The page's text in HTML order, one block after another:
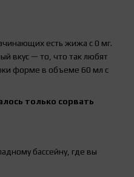
есть жижа с 0 мг.
вкус — то, что так любят
форме в объеме 60 мл с
только сорвать
бассейну, где вы